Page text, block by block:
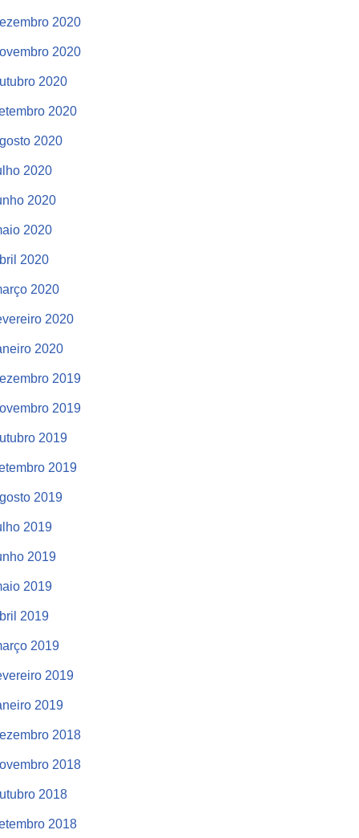
2020
2020
2020
2020
2020
2020
2020
2020
2020
2020
2020
2020
2019
2019
2019
2019
2019
2019
2019
2019
2019
2019
2019
2019
2018
2018
2018
2018